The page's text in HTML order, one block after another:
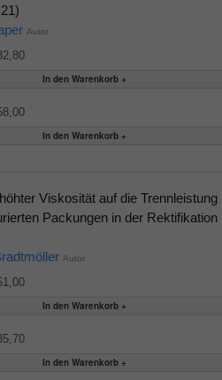
Autor
Viskosität auf die Trennleistung
Packungen in der Rektifikation
Autor